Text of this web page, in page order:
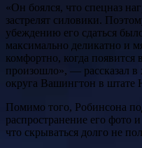
«Он боялся, что спецназ
застрелят силовики.
убеждению его сдаться
максимально деликатно и
комфортно, когда
произошло», — рассказал
округа Вашингтон в штате
Помимо того, Робинсона
распространение его
что скрываться долго не